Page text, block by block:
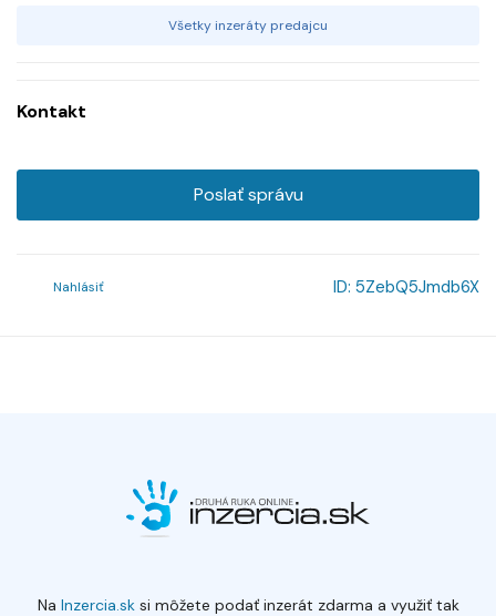
Všetky inzeráty predajcu
Kontakt
Poslať správu
Nahlásiť ID: 5ZebQ5Jmdb6X
Na Inzercia.sksi môžete podať inzerát zdarma a využiť tak